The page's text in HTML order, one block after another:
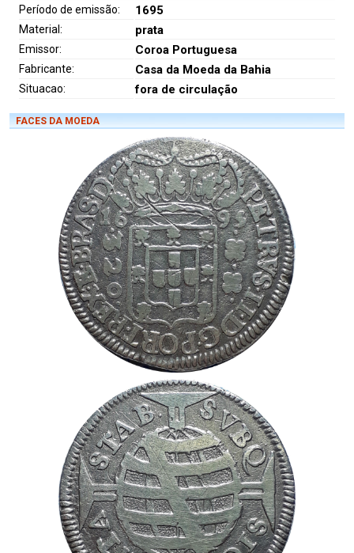
Período de emissão: 1695
Material: prata
Emissor: Coroa Portuguesa
Fabricante: Casa da Moeda da Bahia
Situacao: fora de circulação
FACES DA MOEDA